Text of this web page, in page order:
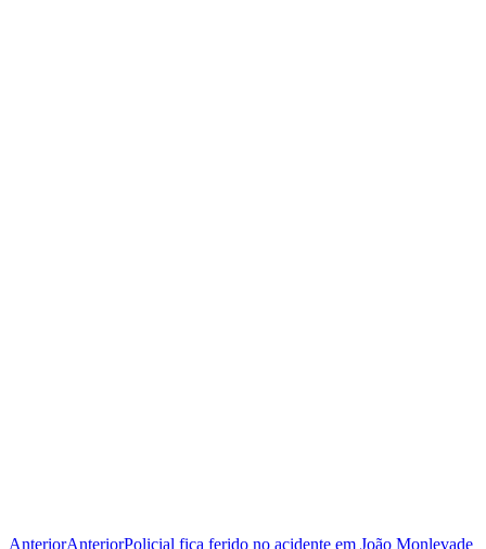
AnteriorAnteriorPolicial fica ferido no acidente em João Monlevade